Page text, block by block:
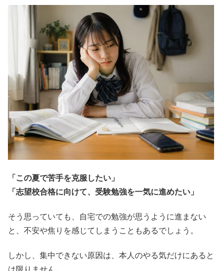
「この夏で苦手を克服したい」
「志望校合格に向けて、受験勉強を一気に進めたい」
そう思っていても、自宅での勉強が思うように進まない
と、不安や焦りを感じてしまうこともあるでしょう。
しかし、集中できない原因は、本人のやる気だけにあると